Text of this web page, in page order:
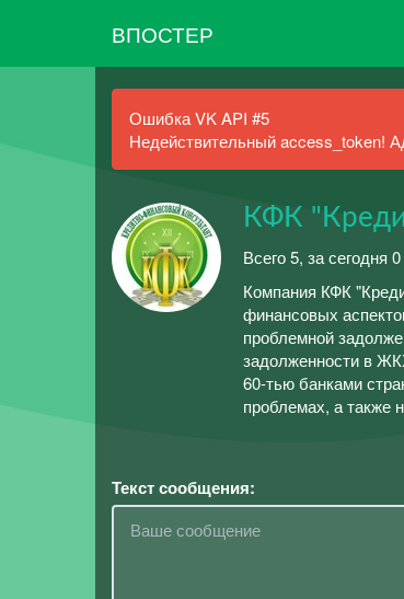
ВПОСТЕР
Ошибка VK API #5
Недействительный access_token!
КФК
Всего 5, за сегодня
Компания КФК
финансовых
проблемной
задолженности в
60-тью банками
проблемах, а также
Текст сообщения: